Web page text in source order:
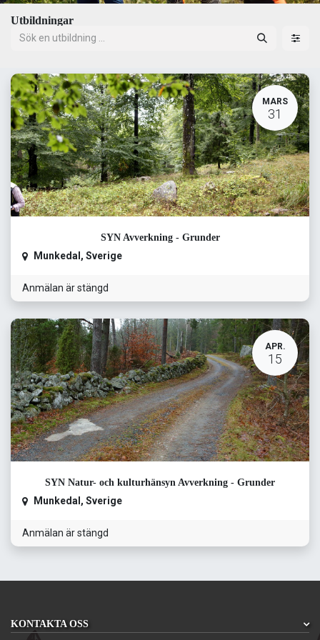
Utbildningar
MARS
31
SYN Avverkning - Grunder
Munkedal , Sverige
Anmälan är stängd
APR.
15
SYN Natur- och kulturhänsyn Avverkning - Grunder
Munkedal , Sverige
Anmälan är stängd
KONTAKTA OSS